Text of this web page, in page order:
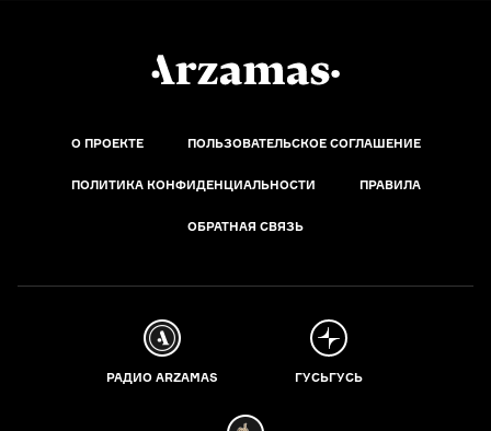
О ПРОЕКТЕ ПОЛЬЗОВАТЕЛЬСКОЕ СОГЛАШЕНИЕ
ПОЛИТИКА КОНФИДЕНЦИАЛЬНОСТИ ПРАВИЛА
ОБРАТНАЯ СВЯЗЬ
РАДИО ARZAMAS ГУСЬГУСЬ